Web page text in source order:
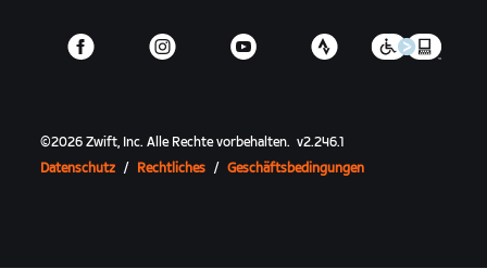
©2026 Zwift, Inc.Alle Rechte vorbehalten. v2.246.1
Datenschutz / Rechtliches / Geschäftsbedingungen